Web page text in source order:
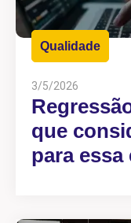
Qualidade
3/5/2026
que
para